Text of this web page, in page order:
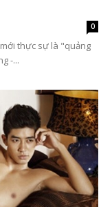
0
thực sự là "quảng
-...